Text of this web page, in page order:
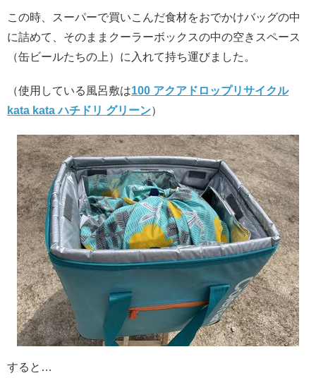
この時、スーパーで買いこんだ食材をおでかけバッグの中
に詰めて、そのままクーラーボックスの中の空きスペース
（缶ビールたちの上）に入れて持ち運びました。
（使用している風呂敷は100 アクアドロップリサイクル
kata kata ハチドリ グリーン）
すると…